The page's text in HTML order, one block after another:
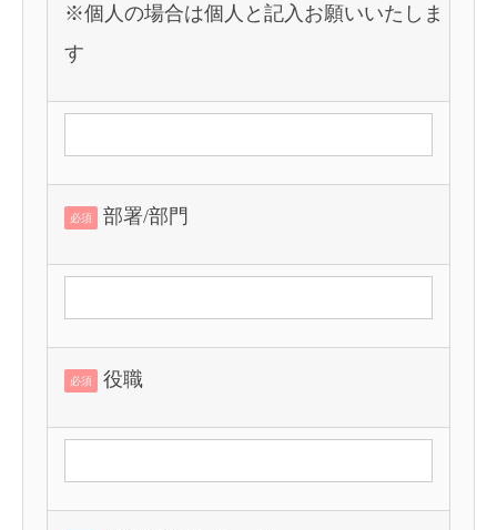
※個人の場合は個人と記入お願いいたしま
す
必須 部署/部門
必須 役職